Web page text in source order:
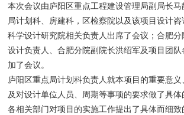
本次会议由庐阳区重点工程建设管理局副局长
局计划科、房建科，区检察院以及该项目设计
科学设计研究院相关负责人出席了会议；合肥分
设计负责人、合肥分院副院长洪绍军及项目团
加了会议。
庐阳区重点局计划科负责人就本项目的重要意
及对设计单位人员、周期等事项的要求做了具
各相关部门对项目的实施工作提出了具体而细致